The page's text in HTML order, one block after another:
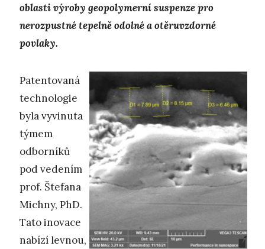
oblasti výroby geopolymerní suspenze pro
nerozpustné tepelně odolné a otěruvzdorné
povlaky.
Patentovaná
technologie
byla vyvinuta
týmem
odborníků
pod vedením
prof. Štefana
Michny, PhD.
Tato inovace
nabízí levnou,